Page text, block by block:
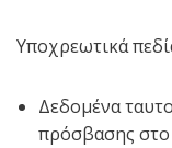
Υποχρεωτικά
Δεδομένα
πρόσβασης